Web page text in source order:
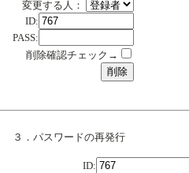
変更する人：
ID:
PASS:
削除確認チェック→
３．パスワードの再発行
ID: